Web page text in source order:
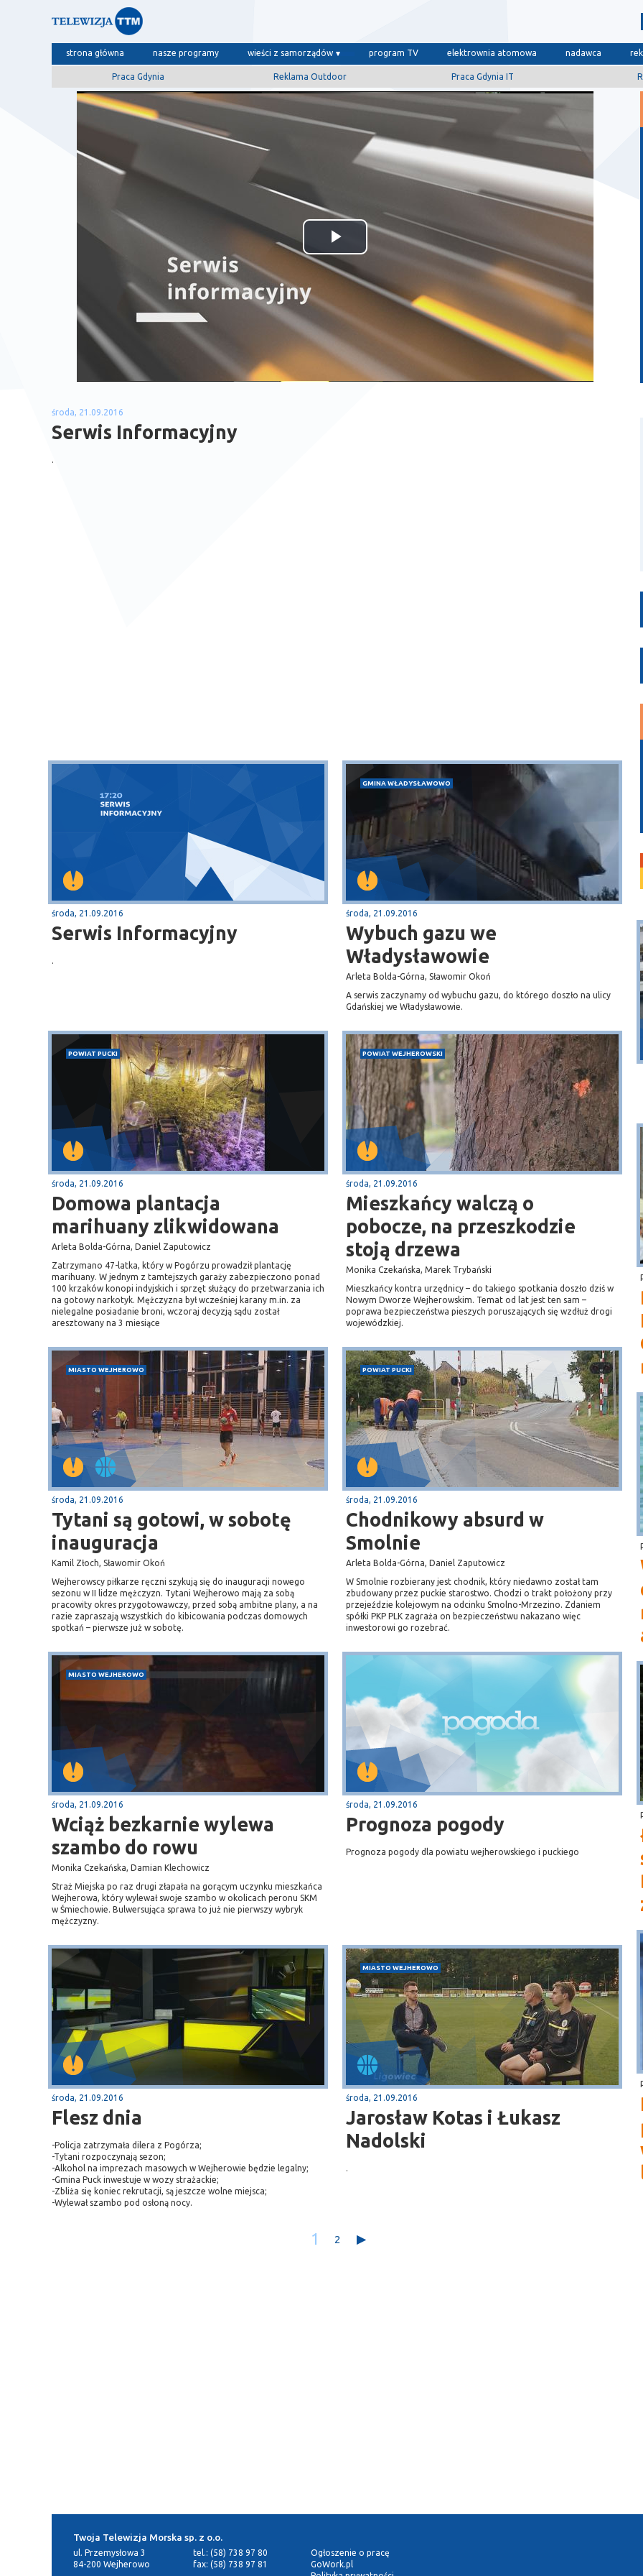
strona główna nasze programy wieści z samorządów program TV elektrownia atomowa nadawca
Praca Gdynia Reklama Outdoor Praca Gdynia IT
Odtwórz
wideo
środa, 21.09.2016
Serwis Informacyjny
.
środa, 21.09.2016
Serwis Informacyjny
.
GMINA WŁADYSŁAWOWO
środa, 21.09.2016
Wybuch gazu we
Władysławowie
Arleta Bolda-Górna, Sławomir Okoń
A serwis zaczynamy od wybuchu gazu, do którego doszło na ulicy
Gdańskiej we Władysławowie.
POWIAT PUCKI
środa, 21.09.2016
Domowa plantacja
marihuany zlikwidowana
Arleta Bolda-Górna, Daniel Zaputowicz
Zatrzymano 47-latka, który w Pogórzu prowadził plantację
marihuany. W jednym z tamtejszych garaży zabezpieczono ponad
100 krzaków konopi indyjskich i sprzęt służący do przetwarzania ich
na gotowy narkotyk. Mężczyzna był wcześniej karany m.in. za
nielegalne posiadanie broni, wczoraj decyzją sądu został
aresztowany na 3 miesiące
POWIAT WEJHEROWSKI
środa, 21.09.2016
Mieszkańcy walczą o
pobocze, na przeszkodzie
stoją drzewa
Monika Czekańska, Marek Trybański
Mieszkańcy kontra urzędnicy – do takiego spotkania doszło dziś w
Nowym Dworze Wejherowskim. Temat od lat jest ten sam –
poprawa bezpieczeństwa pieszych poruszających się wzdłuż drogi
wojewódzkiej.
MIASTO WEJHEROWO
środa, 21.09.2016
Tytani są gotowi, w sobotę
inauguracja
Kamil Złoch, Sławomir Okoń
Wejherowscy piłkarze ręczni szykują się do inauguracji nowego
sezonu w II lidze mężczyzn. Tytani Wejherowo mają za sobą
pracowity okres przygotowawczy, przed sobą ambitne plany, a na
razie zapraszają wszystkich do kibicowania podczas domowych
spotkań – pierwsze już w sobotę.
POWIAT PUCKI
środa, 21.09.2016
Chodnikowy absurd w
Smolnie
Arleta Bolda-Górna, Daniel Zaputowicz
W Smolnie rozbierany jest chodnik, który niedawno został tam
zbudowany przez puckie starostwo. Chodzi o trakt położony przy
przejeździe kolejowym na odcinku Smolno-Mrzezino. Zdaniem
spółki PKP PLK zagraża on bezpieczeństwu nakazano więc
inwestorowi go rozebrać.
MIASTO WEJHEROWO
środa, 21.09.2016
Wciąż bezkarnie wylewa
szambo do rowu
Monika Czekańska, Damian Klechowicz
Straż Miejska po raz drugi złapała na gorącym uczynku mieszkańca
Wejherowa, który wylewał swoje szambo w okolicach peronu SKM
w Śmiechowie. Bulwersująca sprawa to już nie pierwszy wybryk
mężczyzny.
środa, 21.09.2016
Prognoza pogody
Prognoza pogody dla powiatu wejherowskiego i puckiego
środa, 21.09.2016
Flesz dnia
-Policja zatrzymała dilera z Pogórza;
-Tytani rozpoczynają sezon;
-Alkohol na imprezach masowych w Wejherowie będzie legalny;
-Gmina Puck inwestuje w wozy strażackie;
-Zbliża się koniec rekrutacji, są jeszcze wolne miejsca;
-Wylewał szambo pod osłoną nocy.
MIASTO WEJHEROWO
środa, 21.09.2016
Jarosław Kotas i Łukasz
Nadolski
.
1 2
Sopot
plaża
Puck
Przystań, molo
Twoja Telewizja Morska sp. z o.o.
ul. Przemysłowa 3
84-200 Wejherowo
tel.: (58) 738 97 80
fax: (58) 738 97 81
Ogłoszenie o pracę
GoWork.pl